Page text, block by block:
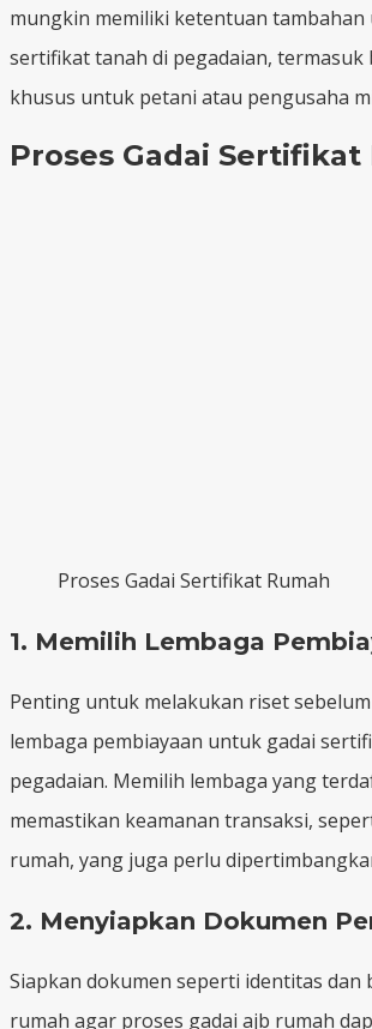
mungkin memiliki ketentuan tambahan
sertifikat tanah di pegadaian, termasuk
khusus untuk petani atau pengusaha
Proses Gadai Sertifikat
Proses Gadai Sertifikat Rumah
1. Memilih Lembaga
Penting untuk melakukan riset
lembaga pembiayaan untuk gadai
pegadaian. Memilih lembaga yang
memastikan keamanan transaksi,
rumah, yang juga perlu
2. Menyiapkan Dokumen
Siapkan dokumen seperti identitas dan
rumah agar proses gadai ajb rumah